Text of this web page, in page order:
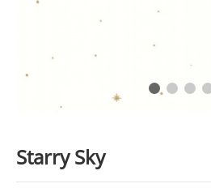
Starry Sky